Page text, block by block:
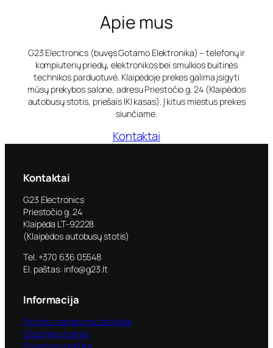
Apie mus
G23 Electronics (buvęs Gotamo Elektronika) – telefonų ir
kompiuterių priedų, elektronikos bei smulkios buitinės
technikos parduotuvė. Klaipėdoje prekes galima įsigyti
mūsų prekybos salone, adresu Priestočio g. 24 (Klaipėdos
autobusų stotis, priešais IKI kasas). Į kitus miestus prekes
siunčiame.
Kontaktai
Kontaktai
G23 Electronics
Priestočio g. 24
Klaipėda LT-92228
(Klaipėdos autobusų stotis)
Tel. +370 636 05548
El. paštas: info@g23.lt
Informacija
Pirkimo–pardavimo taisyklės
Grąžinimų tvarka